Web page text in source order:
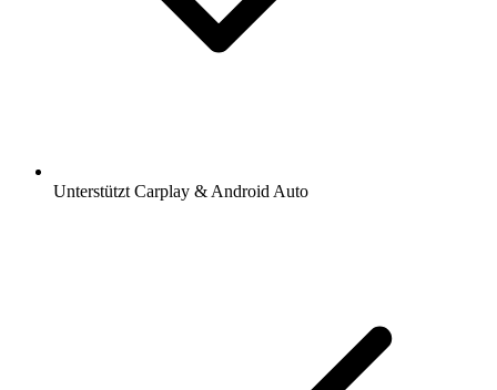
Unterstützt Carplay & Android Auto